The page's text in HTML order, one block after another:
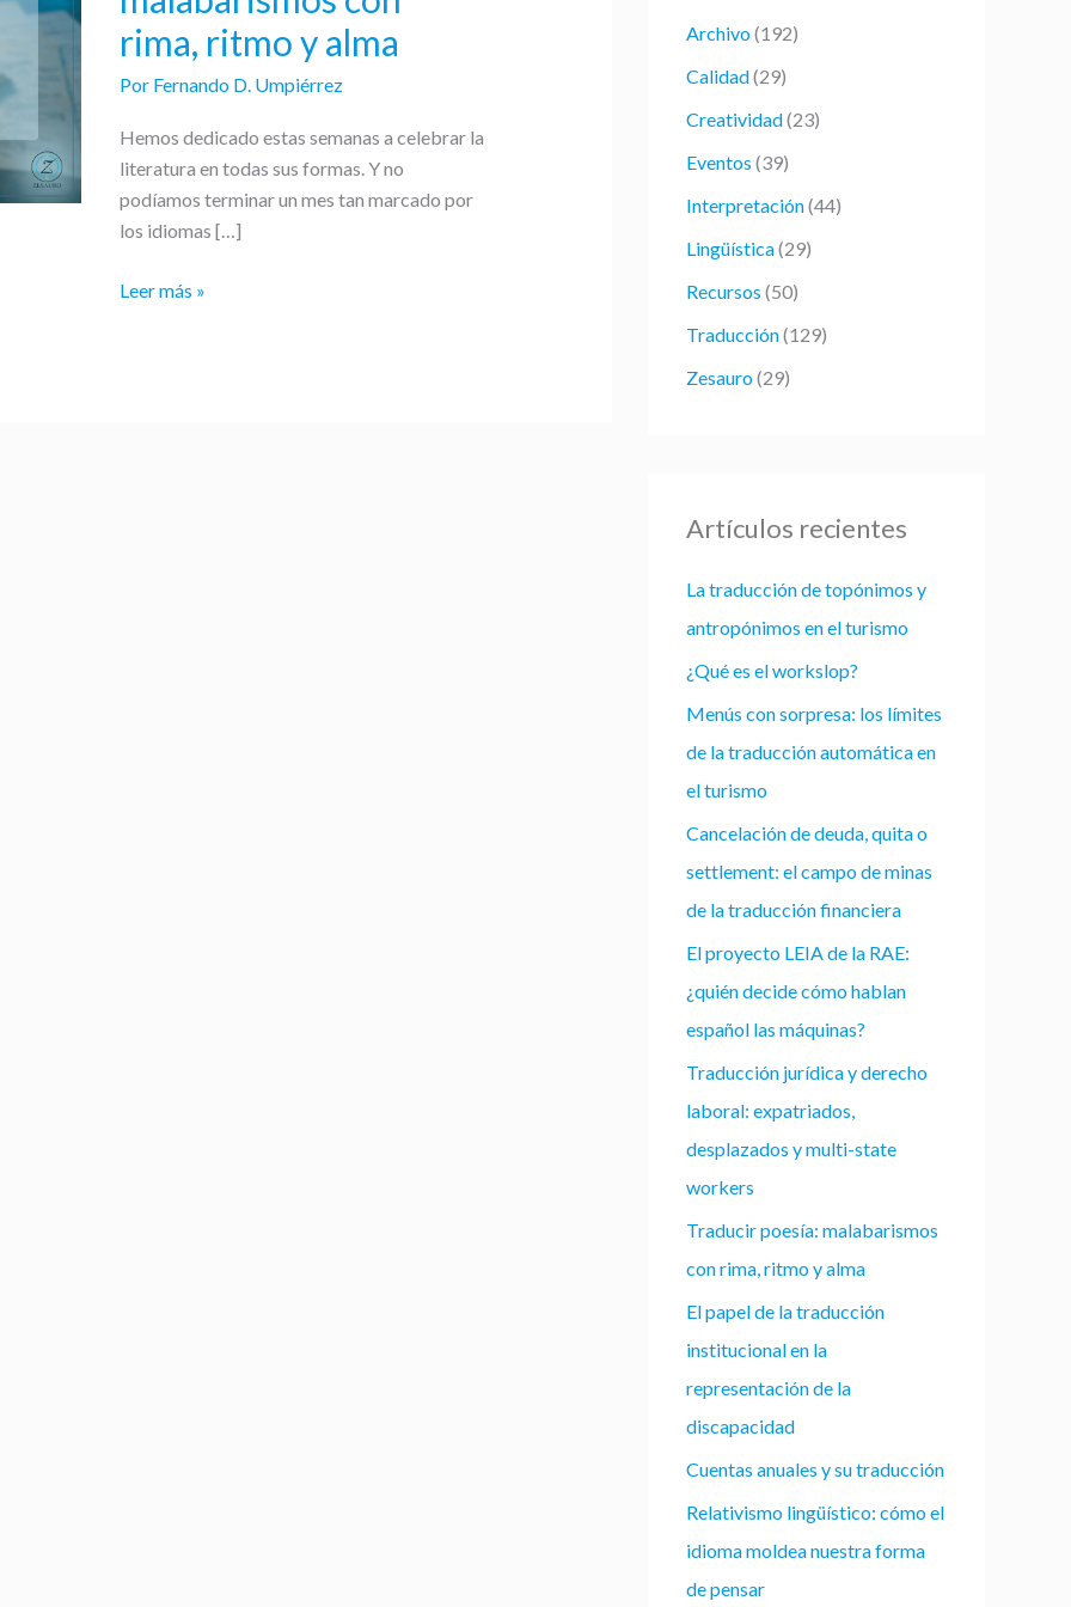
rima, ritmo y alma
Por Fernando D. Umpiérrez
Hemos dedicado estas semanas a celebrar la
literatura en todas sus formas. Y no
podíamos terminar un mes tan marcado por
los idiomas […]
malabarismos
con
y
alma
Leer más »
p
o
r
:
Archivo(192)
Calidad(29)
Creatividad(23)
Eventos (39)
Interpretación(44)
Lingüística(29)
Recursos (50)
Traducción(129)
Zesauro(29)
Artículos recientes
La traducción de topónimos y
antropónimos en el turismo
¿Qué es el workslop?
Menús con sorpresa: los límites
de la traducción automática en
el turismo
Cancelación de deuda, quita o
settlement: el campo de minas
de la traducción financiera
El proyecto LEIA de la RAE:
¿quién decide cómo hablan
español las máquinas?
Traducción jurídica y derecho
laboral: expatriados,
desplazados y multi-state
workers
Traducir poesía: malabarismos
con rima, ritmo y alma
El papel de la traducción
institucional en la
representación de la
discapacidad
Cuentas anuales y su traducción
Relativismo lingüístico: cómo el
idioma moldea nuestra forma
de pensar